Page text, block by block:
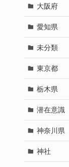
大阪府
愛知県
未分類
東京都
栃木県
潜在意識
神奈川県
神社